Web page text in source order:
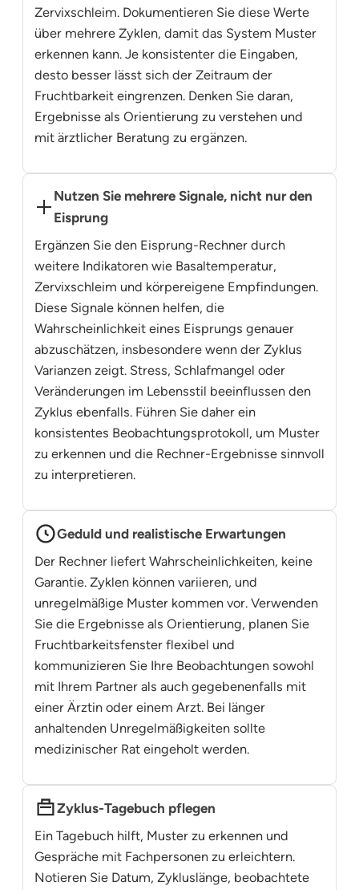
Zervixschleim. Dokumentieren Sie diese Werte
über mehrere Zyklen, damit das System Muster
erkennen kann. Je konsistenter die Eingaben,
desto besser lässt sich der Zeitraum der
Fruchtbarkeit eingrenzen. Denken Sie daran,
Ergebnisse als Orientierung zu verstehen und
mit ärztlicher Beratung zu ergänzen.
Nutzen Sie mehrere Signale, nicht nur den
Eisprung
Ergänzen Sie den Eisprung-Rechner durch
weitere Indikatoren wie Basaltemperatur,
Zervixschleim und körpereigene Empfindungen.
Diese Signale können helfen, die
Wahrscheinlichkeit eines Eisprungs genauer
abzuschätzen, insbesondere wenn der Zyklus
Varianzen zeigt. Stress, Schlafmangel oder
Veränderungen im Lebensstil beeinflussen den
Zyklus ebenfalls. Führen Sie daher ein
konsistentes Beobachtungsprotokoll, um Muster
zu erkennen und die Rechner-Ergebnisse sinnvoll
zu interpretieren.
Geduld und realistische Erwartungen
Der Rechner liefert Wahrscheinlichkeiten, keine
Garantie. Zyklen können variieren, und
unregelmäßige Muster kommen vor. Verwenden
Sie die Ergebnisse als Orientierung, planen Sie
Fruchtbarkeitsfenster flexibel und
kommunizieren Sie Ihre Beobachtungen sowohl
mit Ihrem Partner als auch gegebenenfalls mit
einer Ärztin oder einem Arzt. Bei länger
anhaltenden Unregelmäßigkeiten sollte
medizinischer Rat eingeholt werden.
Zyklus-Tagebuch pflegen
Ein Tagebuch hilft, Muster zu erkennen und
Gespräche mit Fachpersonen zu erleichtern.
Notieren Sie Datum, Zykluslänge, beobachtete